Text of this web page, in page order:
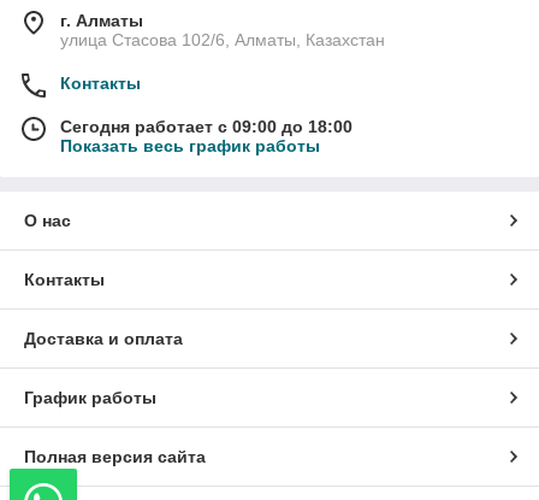
г. Алматы
улица Стасова 102/6, Алматы, Казахстан
Контакты
Сегодня работает с 09:00 до 18:00
Показать весь график работы
О нас
Контакты
Доставка и оплата
График работы
Полная версия сайта